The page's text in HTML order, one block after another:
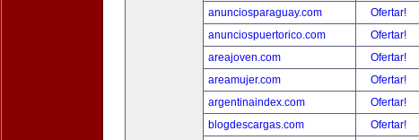
anunciosparaguay.com
Ofertar!
anunciospuertorico.com
Ofertar!
areajoven.com
Ofertar!
areamujer.com
Ofertar!
argentinaindex.com
Ofertar!
blogdescargas.com
Ofertar!